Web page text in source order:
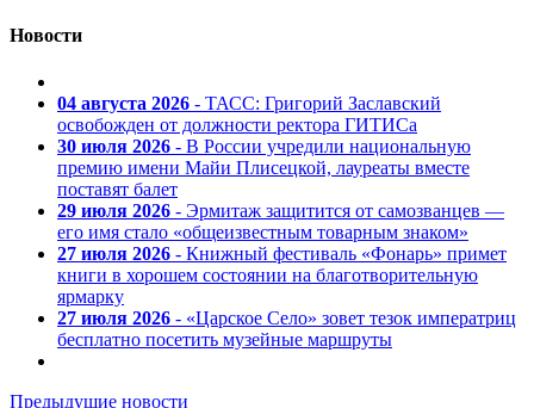
Новости
04 августа 2026 - ТАСС: Григорий Заславский
освобожден от должности ректора ГИТИСа
30 июля 2026 - В России учредили национальную
премию имени Майи Плисецкой, лауреаты вместе
поставят балет
29 июля 2026 - Эрмитаж защитится от самозванцев —
его имя стало «общеизвестным товарным знаком»
27 июля 2026 - Книжный фестиваль «Фонарь» примет
книги в хорошем состоянии на благотворительную
ярмарку
27 июля 2026 - «Царское Село» зовет тезок императриц
бесплатно посетить музейные маршруты
Предыдущие новости